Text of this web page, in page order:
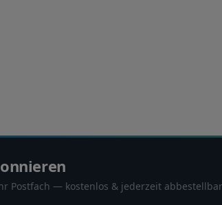
Postfach — kostenlos & jederzeit abbestellbar